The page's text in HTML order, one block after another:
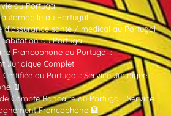
au Portugal
automobile au Portugal
d’assurance santé / médical au Portugal
habitation au Portugal
Francophone au Portugal :
Juridique Complet
au Portugal : Service Juridique
📄
Compte Bancaire au Portugal : Service
Francophone 🏦